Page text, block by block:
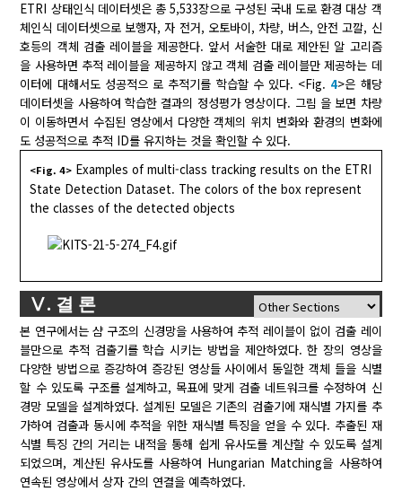
ETRI 상태인식 데이터셋은 총 5,533장으로 구성된 국내 도로 환경 대상 객
체인식 데이터셋으로 보행자, 자 전거, 오토바이, 차량, 버스, 안전 고깔, 신
호등의 객체 검출 레이블을 제공한다. 앞서 서술한 대로 제안된 알 고리즘
을 사용하면 추적 레이블을 제공하지 않고 객체 검출 레이블만 제공하는 데
이터에 대해서도 성공적으 로 추적기를 학습할 수 있다. <Fig. 4>은 해당
데이터셋을 사용하여 학습한 결과의 정성평가 영상이다. 그림 을 보면 차량
이 이동하면서 수집된 영상에서 다양한 객체의 위치 변화와 환경의 변화에
도 성공적으로 추적 ID를 유지하는 것을 확인할 수 있다.
<Fig. 4> Examples of multi-class tracking results on the ETRI
State Detection Dataset. The colors of the box represent
the classes of the detected objects
Ⅴ. 결 론
본 연구에서는 샴 구조의 신경망을 사용하여 추적 레이블이 없이 검출 레이
블만으로 추적 검출기를 학습 시키는 방법을 제안하였다. 한 장의 영상을
다양한 방법으로 증강하여 증강된 영상들 사이에서 동일한 객체 들을 식별
할 수 있도록 구조를 설계하고, 목표에 맞게 검출 네트워크를 수정하여 신
경망 모델을 설계하였다. 설계된 모델은 기존의 검출기에 재식별 가지를 추
가하여 검출과 동시에 추적을 위한 재식별 특징을 얻을 수 있다. 추출된 재
식별 특징 간의 거리는 내적을 통해 쉽게 유사도를 계산할 수 있도록 설계
되었으며, 계산된 유사도를 사용하여 Hungarian Matching을 사용하여
연속된 영상에서 상자 간의 연결을 예측하였다.